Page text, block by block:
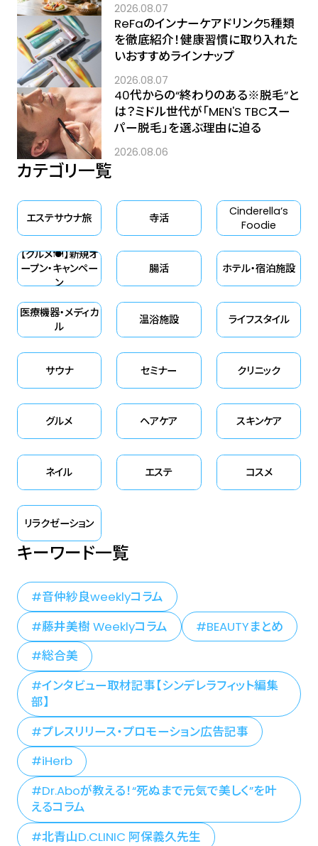
2026.08.07
ReFaのインナーケアドリンク5種類
を徹底紹介！健康習慣に取り入れた
いおすすめラインナップ
2026.08.07
40代からの“終わりのある※脱毛”と
は？ミドル世代が「MEN'S TBCスー
パー脱毛」を選ぶ理由に迫る
2026.08.06
カテゴリ一覧
エステサウナ旅 寺活
Cinderella‘s
Foodie
【グルメ🍽】新規オ
ープン・キャンペー
ン
腸活 ホテル・宿泊施設
医療機器・メディカ
ル
温浴施設 ライフスタイル
サウナ セミナー クリニック
グルメ ヘアケア スキンケア
ネイル エステ コスメ
リラクゼーション
キーワード一覧
音仲紗良weeklyコラム
藤井美樹 Weeklyコラム
BEAUTYまとめ
総合美
インタビュー取材記事【シンデレラフィット編集
部】
プレスリリース・プロモーション広告記事
iHerb
Dr.Aboが教える！“死ぬまで元気で美しく”を叶
えるコラム
北青山D.CLINIC 阿保義久先生